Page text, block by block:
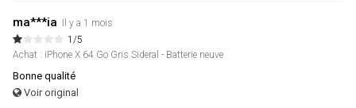
ma***ia
Il y a 1 mois
1/5
Achat : iPhone X 64 Go Gris Sideral - Batterie neuve
Bonne qualité
Voir original